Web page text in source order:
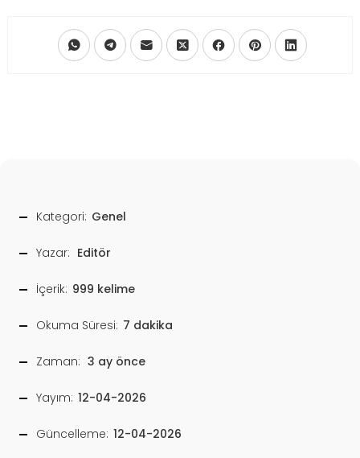
Kategori: Genel
Yazar: Editör
İçerik: 999 kelime
Okuma Süresi: 7 dakika
Zaman: 3 ay önce
Yayım: 12-04-2026
Güncelleme: 12-04-2026